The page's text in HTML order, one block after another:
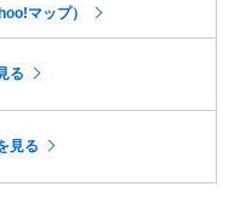
マップ）
る
見る